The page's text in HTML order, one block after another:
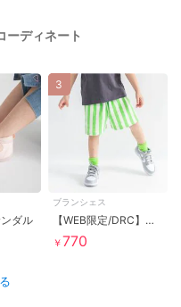
ーディネート
ダル
ブランシェス
【WEB限定/DRC】カラバリカットハーフパンツ
￥770
3